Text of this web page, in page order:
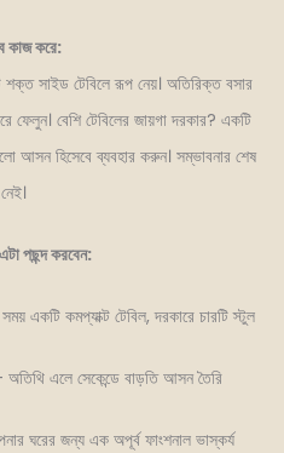
কাজ করে:
শক্ত সাইড টেবিলে রূপ নেয়। অতিরিক্ত বসার
ফেলুন। বেশি টেবিলের জায়গা দরকার? একটি
আসন হিসেবে ব্যবহার করুন। সম্ভাবনার শেষ
নেই।
পছন্দ করবেন:
একটি কমপ্যাক্ট টেবিল, দরকারে চারটি স্টুল
এলে সেকেন্ডে বাড়তি আসন তৈরি
ঘরের জন্য এক অপূর্ব ফাংশনাল ভাস্কর্য